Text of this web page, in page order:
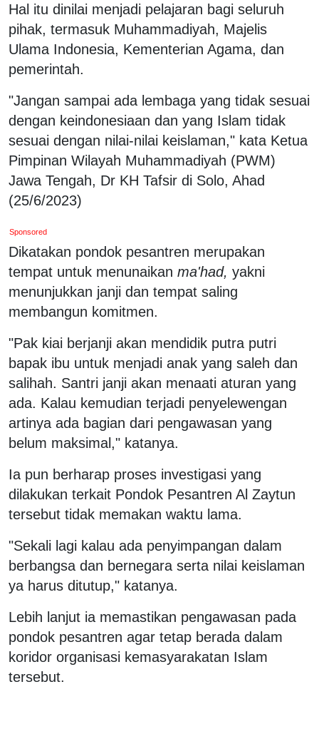
Hal itu dinilai menjadi pelajaran bagi seluruh
pihak, termasuk Muhammadiyah, Majelis
Ulama Indonesia, Kementerian Agama, dan
pemerintah.
"Jangan sampai ada lembaga yang tidak sesuai
dengan keindonesiaan dan yang Islam tidak
sesuai dengan nilai-nilai keislaman," kata Ketua
Pimpinan Wilayah Muhammadiyah (PWM)
Jawa Tengah, Dr KH Tafsir di Solo, Ahad
(25/6/2023)
Sponsored
Dikatakan pondok pesantren merupakan
tempat untuk menunaikan ma'had, yakni
menunjukkan janji dan tempat saling
membangun komitmen.
"Pak kiai berjanji akan mendidik putra putri
bapak ibu untuk menjadi anak yang saleh dan
salihah. Santri janji akan menaati aturan yang
ada. Kalau kemudian terjadi penyelewengan
artinya ada bagian dari pengawasan yang
belum maksimal," katanya.
Ia pun berharap proses investigasi yang
dilakukan terkait Pondok Pesantren Al Zaytun
tersebut tidak memakan waktu lama.
"Sekali lagi kalau ada penyimpangan dalam
berbangsa dan bernegara serta nilai keislaman
ya harus ditutup," katanya.
Lebih lanjut ia memastikan pengawasan pada
pondok pesantren agar tetap berada dalam
koridor organisasi kemasyarakatan Islam
tersebut.